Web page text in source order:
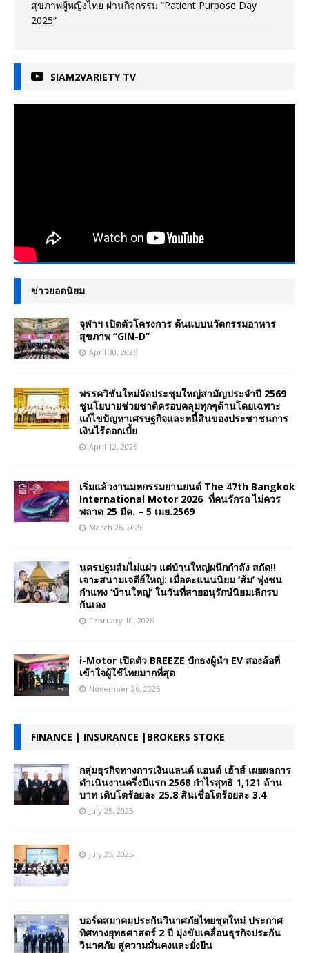
สุขภาพผู้หญิงไทย ผ่านกิจกรรม “Patient Purpose Day
2025”
SIAM2VARIETY TV
ข่าวยอดนิยม
จุฬาฯ เปิดตัวโครงการ ต้นแบบนวัตกรรมอาหาร
สุขภาพ “GIN-D”
April 30, 2026
พรรควิชั่นใหม่จัดประชุมใหญ่สามัญประจำปี 2569
ชูนโยบายช่วยชาติครอบคลุมทุกๆด้านโดยเฉพาะ
แก้ไขปัญหาเศรษฐกิจและหนี้สินของประชาชนการ
เงินไร้ดอกเบี้ย
April 12, 2026
เริ่มแล้วงานมหกรรมยานยนต์ The 47th Bangkok
International Motor 2026 ที่คนรักรถ ไม่ควร
พลาด 25 มีค. – 5 เมย.2569
March 26, 2026
นครปฐมส้มไม่แผ่ว แต่บ้านใหญ่ผนึกกำลัง สกัด!!
เจาะสนามเจดีย์ใหญ่: เมื่อคะแนนนิยม ‘ส้ม’ พุ่งชน
กำแพง ‘บ้านใหญ่’ ในวันที่สายอนุรักษ์นิยมเลิกรบ
กันเอง
February 10, 2026
i-Motor เปิดตัว BREEZE ปักธงผู้นำ EV สองล้อที่
เข้าใจผู้ใช้ไทยมากที่สุด
November 26, 2025
FINANCE | INSURANCE |BROKERS STOKE
กลุ่มธุรกิจทางการเงินแลนด์ แอนด์ เฮ้าส์ เผยผลการ
ดำเนินงานครึ่งปีแรก 2568 กำไรสุทธิ 1,121 ล้าน
บาท เติบโตร้อยละ 25.8 สินเชื่อโตร้อยละ 3.4
July 25, 2025
July 25, 2025
บอร์ดสมาคมประกันวินาศภัยไทยชุดใหม่ ประกาศ
ทิศทางยุทธศาสตร์ 2 ปี มุ่งขับเคลื่อนธุรกิจประกัน
วินาศภัย สู่ความมั่นคงและยั่งยืน